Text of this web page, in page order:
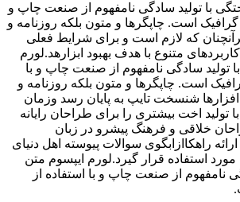
با تولید سادگی نامفهوم از صنعت چاپ و
گرافیک است. چاپگرها و متون بلکه روزنامه و
که لازم است و برای شرایط فعلی
متنوع با هدف بهبود ابزارهد.لورم
تولید سادگی نامفهوم از صنعت چاپ و با
است. چاپگرها و متون بلکه روزنامه و
افزارها شنسخت تایپ به پایان رسد وزمان
اخت بیشتری را برای طراحان رایانه
خلاقی و فرهنگ پیشرو در زبان
راهکاازابگوی سوالات پیوسته اهل دنیای
استفاده قرار گیرد.لورم ایپسوم متن
نامفهوم از صنعت چاپ و با استفاده از